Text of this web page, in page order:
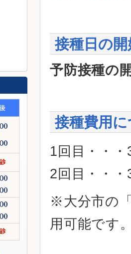
接種日の
予防接種の
接種費用
1回目・・
2回目・・
※大分市の
用可能です